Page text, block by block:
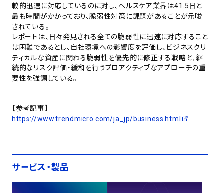
較的迅速に対応しているのに対し、ヘルスケア業界は41.5日と
最も時間がかかっており、脆弱性対策に課題があることが示唆
されている。
レポートは、日々発見される全ての脆弱性に迅速に対応すること
は困難であるとし、自社環境への影響度を評価し、ビジネスクリ
ティカルな資産に関わる脆弱性を優先的に修正する戦略と、継
続的なリスク評価・緩和を行うプロアクティブなアプローチの重
要性を強調している。
【参考記事】
https://www.trendmicro.com/ja_jp/business.html
サービス・製品